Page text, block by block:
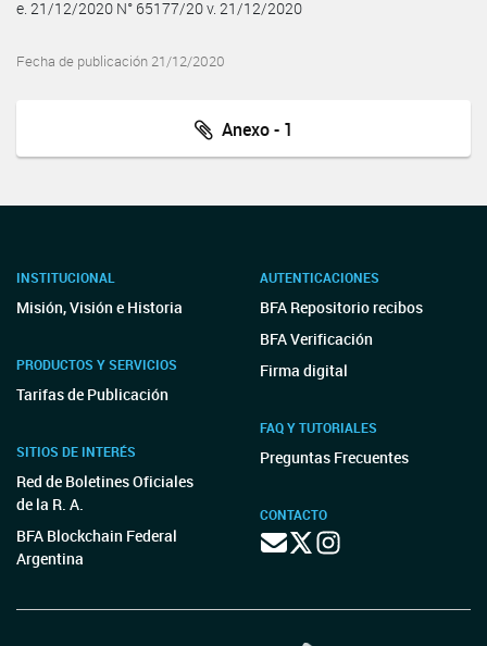
e. 21/12/2020 N° 65177/20 v. 21/12/2020
Fecha de publicación 21/12/2020
Anexo - 1
INSTITUCIONAL
Misión, Visión e Historia
PRODUCTOS Y SERVICIOS
Tarifas de Publicación
SITIOS DE INTERÉS
Red de Boletines Oficiales
de la R. A.
BFA Blockchain Federal
Argentina
AUTENTICACIONES
BFA Repositorio recibos
BFA Verificación
Firma digital
FAQ Y TUTORIALES
Preguntas Frecuentes
CONTACTO